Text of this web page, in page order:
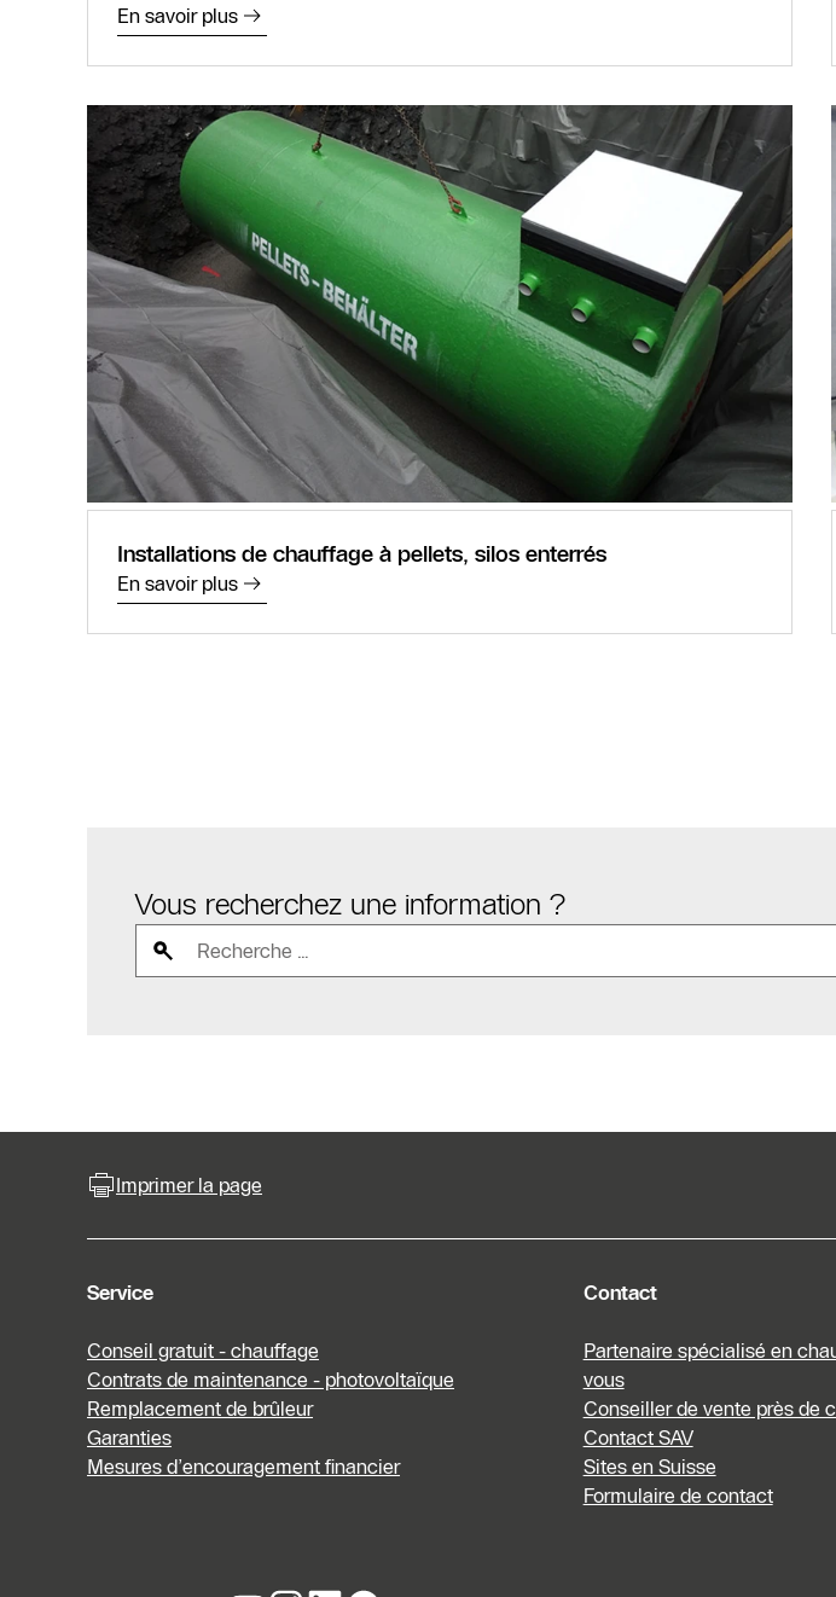
En savoir plus
Installations de chauffage à pellets, silos enterrés
En savoir plus
Vous recherchez une information ?
Imprimer la page
Service
Conseil gratuit - chauffage
Contrats de maintenance - photovoltaïque
Remplacement de brûleur
Garanties
Mesures d’encouragement financier
Contact
Partenaire spécialisé en
vous
Conseiller de vente près de
Contact SAV
Sites en Suisse
Formulaire de contact